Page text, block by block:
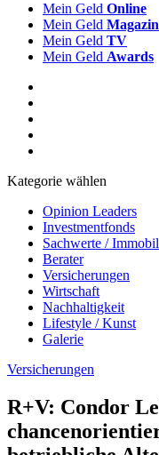
Mein Geld Online
Mein Geld Magazin
Mein Geld TV
Mein Geld Awards
Kategorie wählen
Opinion Leaders
Investmentfonds
Sachwerte /
Berater
Versicherungen
Wirtschaft
Nachhaltigkeit
Lifestyle / Kunst
Galerie
Versicherungen
R+V: Condor